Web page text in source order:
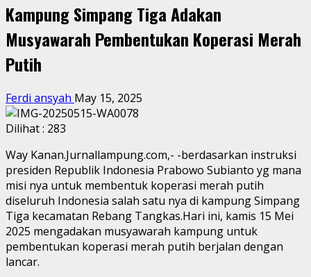
Kampung Simpang Tiga Adakan
Musyawarah Pembentukan Koperasi Merah
Putih
Ferdi ansyah May 15, 2025
Dilihat : 283
Way Kanan.Jurnallampung.com,- -berdasarkan instruksi
presiden Republik Indonesia Prabowo Subianto yg mana
misi nya untuk membentuk koperasi merah putih
diseluruh Indonesia salah satu nya di kampung Simpang
Tiga kecamatan Rebang Tangkas.Hari ini, kamis 15 Mei
2025 mengadakan musyawarah kampung untuk
pembentukan koperasi merah putih berjalan dengan
lancar.